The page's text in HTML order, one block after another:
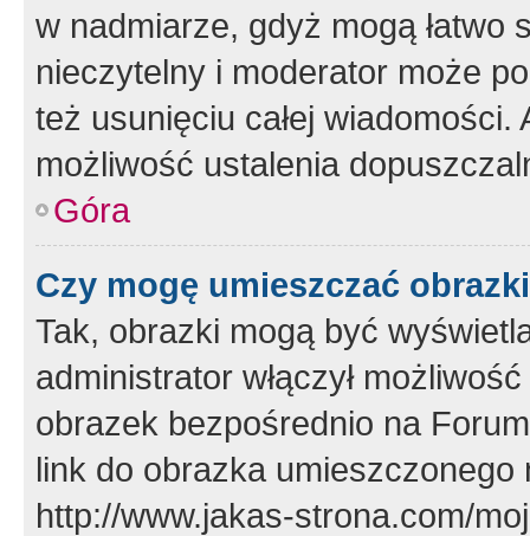
w nadmiarze, gdyż mogą
nieczytelny i moderator może
też usunięciu całej
możliwość ustalenia
Góra
Czy mogę umieszczać
Tak, obrazki mogą być
administrator włączył
obrazek bezpośrednio na
link do obrazka
http://www.jakas-strona.com/